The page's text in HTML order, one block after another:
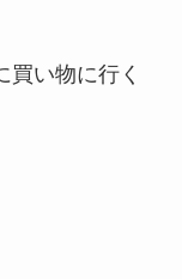
い物に行く